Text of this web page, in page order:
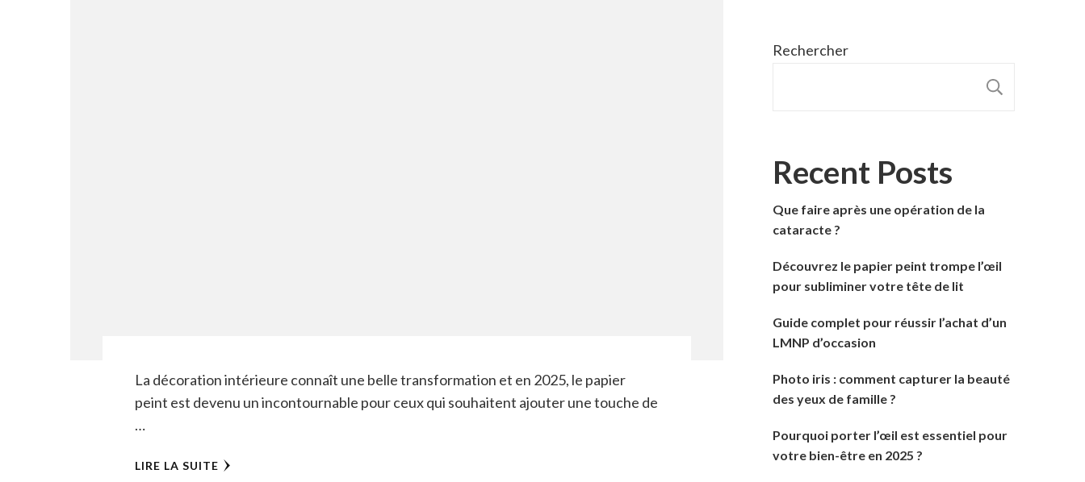
La décoration intérieure connaît une belle transformation et en 2025, le papier
peint est devenu un incontournable pour ceux qui souhaitent ajouter une touche de
…
LIRE LA SUITE
Rechercher
Recent Posts
Que faire après une opération de la
cataracte ?
Découvrez le papier peint trompe l’œil
pour subliminer votre tête de lit
Guide complet pour réussir l’achat d’un
LMNP d’occasion
Photo iris : comment capturer la beauté
des yeux de famille ?
Pourquoi porter l’œil est essentiel pour
votre bien-être en 2025 ?